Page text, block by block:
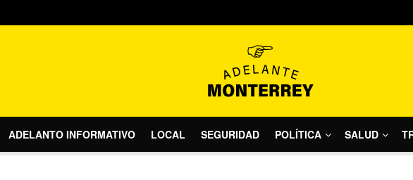
ADELANTO INFORMATIVO LOCAL SEGURIDAD POLÍTICA SALUD